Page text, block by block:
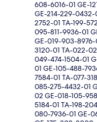
608-6016-01 GE-
GE-214-229-0432-
2752-01 TA-199-
095-811-9936-01
GE-019-903-
3120-01 TA-022-
049-474-1504-01
01 GE-105-488-
7584-01 TA-077-
085-275-4432-01
02 GE-018-105-
5184-01 TA-198-
080-7936-01 GE-